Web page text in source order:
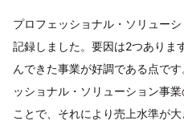
プロフェッショナル・ソリュー
記録しました。要因は2つありま
んできた事業が好調である点で
ッショナル・ソリューション事
ことで、それにより売上水準が